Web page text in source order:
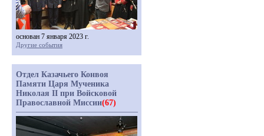
основан 7 января 2023 г.
Другие события
Отдел Казачьего Конвоя
Памяти Царя Мученика
Николая II при Войсковой
Православной Миссии(67)